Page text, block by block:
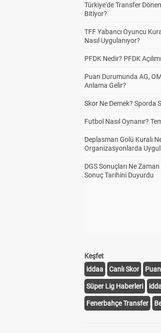
Türkiye'de Transfer
Bitiyor?
TFF Yabancı Oyuncu
Nasıl Uygulanıyor?
PFDK Nedir? PFDK
Puan Durumunda AG,
Anlama Gelir?
Skor Ne Demek? Sporda
Futbol Nasıl Oynanır?
Deplasman Golü Kuralı
Organizasyonlarda
DGS Sonuçları Ne
Sonuç Tarihini Duyurdu
Keşfet
iddaa
Canlı Skor
Süper Lig Haberleri
Fenerbahçe Transfer